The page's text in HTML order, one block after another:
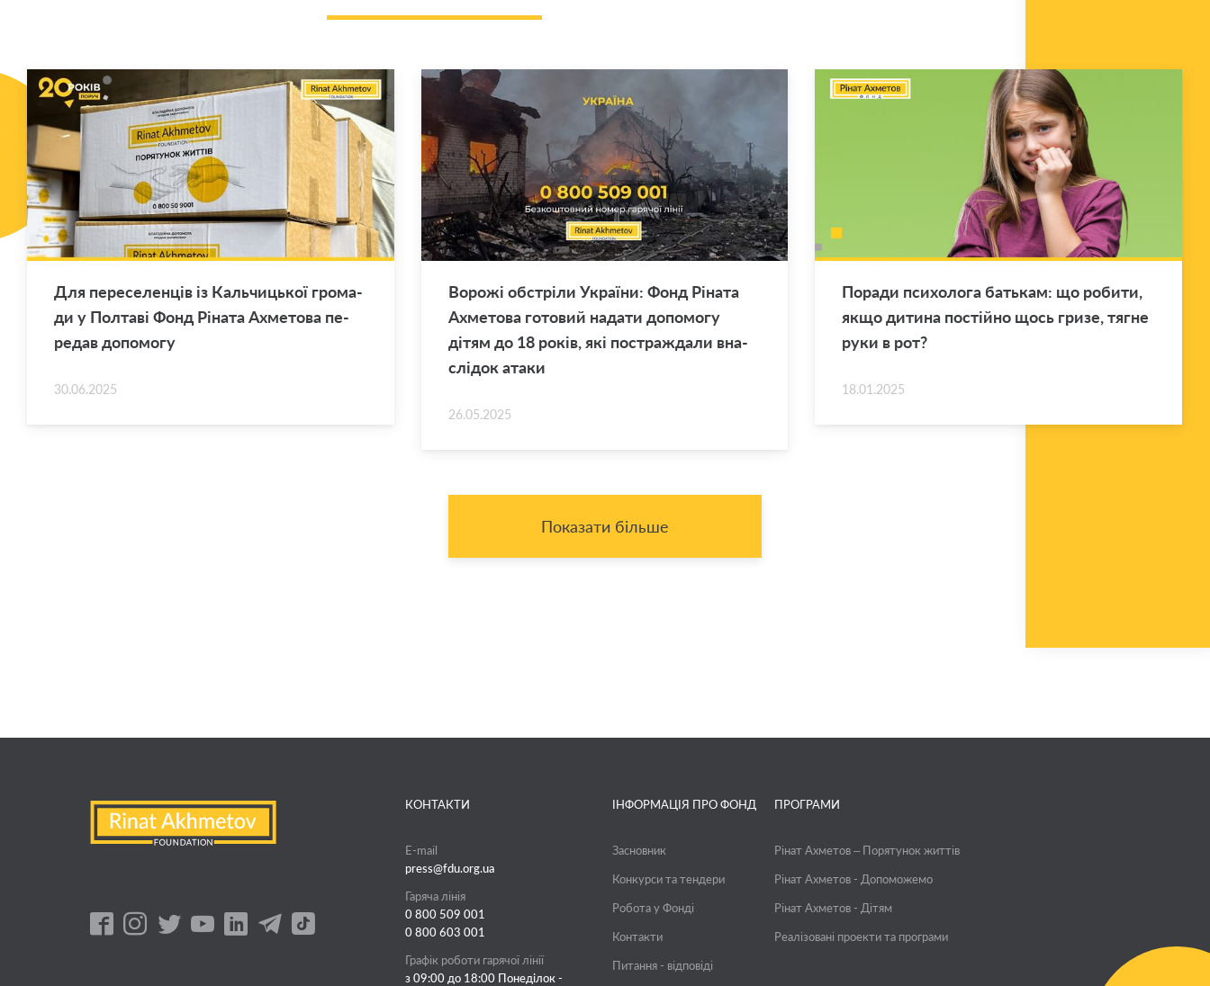
Для пе­ре­се­лен­ців із Каль­чи­цької гро­ма­
ди у Пол­та­ві Фонд Рі­на­та Ахме­то­ва пе­
ре­дав до­по­мо­гу
30.06.2025
Во­ро­жі об­стрі­ли Укра­ї­ни: Фонд Рі­на­та
Ахме­то­ва го­то­вий на­да­ти до­по­мо­гу
дітям до 18 років, які по­стра­жда­ли вна­
слі­док атаки
26.05.2025
По­ра­ди пси­хо­ло­га ба­тькам: що ро­би­ти,
якщо ди­ти­на по­стій­но щось гризе, тягне
руки в рот?
18.01.2025
Показати більше
КОНТАКТИ
E-mail
press@fdu.org.ua
Гаряча лінія
0 800 509 001
0 800 603 001
Графік роботи гарячої лінії
з 09:00 до 18:00 Понеділок -
ІНФОРМАЦІЯ ПРО ФОНД
Засновник
Конкурси та тендери
Робота у Фонді
Контакти
Питання - відповіді
ПРОГРАМИ
Рінат Ахметов – Порятунок життів
Рінат Ахметов - Допоможемо
Рінат Ахметов - Дітям
Реалізовані проекти та програми